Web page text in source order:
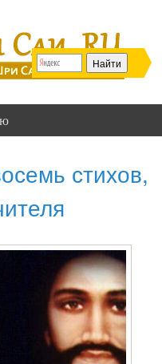
стихов,